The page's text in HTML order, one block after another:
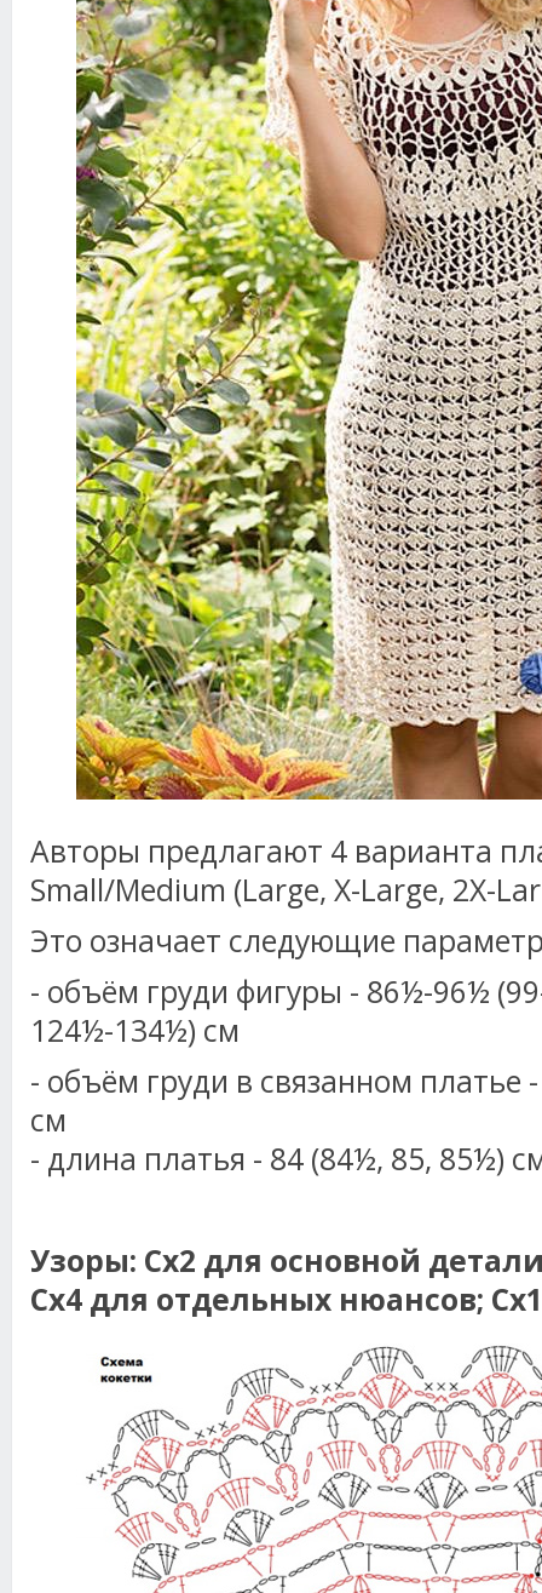
Авторы предлагают 4 варианта
Small/Medium (Large, X-Large, 2X-
Это означает следующие
- объём груди фигуры - 86½-96½
124½-134½) см
- объём груди в связанном платье
см
- длина платья - 84 (84½, 85, 85½)
Узоры: Сх2 для основной
Сх4 для отдельных нюансов;